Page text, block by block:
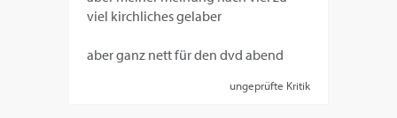
viel kirchliches gelaber
aber ganz nett für den dvd abend
ungeprüfte Kritik